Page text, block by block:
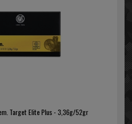
Target Elite Plus - 3,36g/52gr